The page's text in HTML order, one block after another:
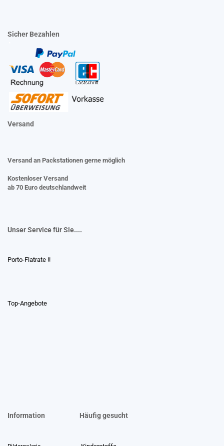
Sicher Bezahlen
Versand
Versand an Packstationen gerne möglich
Kostenloser Versand
ab 70 Euro deutschlandweit
Unser Service für Sie....
Porto-Flatrate !!
Top-Angebote
Information Häufig gesucht